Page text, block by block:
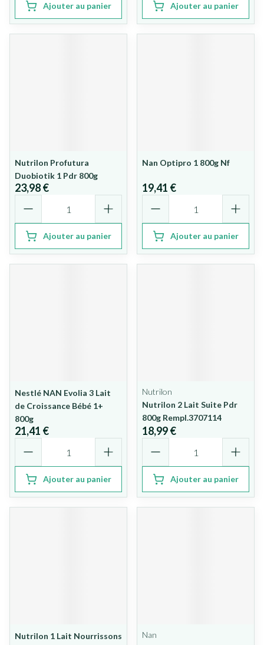
Ajouter au panier Ajouter au panier
Nutrilon Profutura
Duobiotik 1 Pdr 800g
23,98 €
Ajouter au panier
Nan Optipro 1 800g Nf
19,41 €
Ajouter au panier
Nestlé NAN Evolia 3 Lait
de Croissance Bébé 1+
800g
21,41 €
Ajouter au panier
Nutrilon
Nutrilon 2 Lait Suite Pdr
800g Rempl.3707114
18,99 €
Ajouter au panier
Nutrilon 1 Lait Nourrissons
Nan